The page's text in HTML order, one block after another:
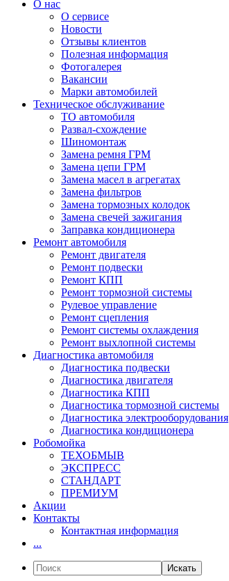
О нас
О сервисе
Новости
Отзывы клиентов
Полезная информация
Фотогалерея
Вакансии
Марки автомобилей
Техническое обслуживание
ТО автомобиля
Развал-схождение
Шиномонтаж
Замена ремня ГРМ
Замена цепи ГРМ
Замена масел в агрегатах
Замена фильтров
Замена тормозных колодок
Замена свечей зажигания
Заправка кондиционера
Ремонт автомобиля
Ремонт двигателя
Ремонт подвески
Ремонт КПП
Ремонт тормозной системы
Рулевое управление
Ремонт сцепления
Ремонт системы охлаждения
Ремонт выхлопной системы
Диагностика автомобиля
Диагностика подвески
Диагностика двигателя
Диагностика КПП
Диагностика тормозной системы
Диагностика электрооборудования
Диагностика кондиционера
Робомойка
ТЕХОБМЫВ
ЭКСПРЕСС
СТАНДАРТ
ПРЕМИУМ
Акции
Контакты
Контактная информация
...
Искать